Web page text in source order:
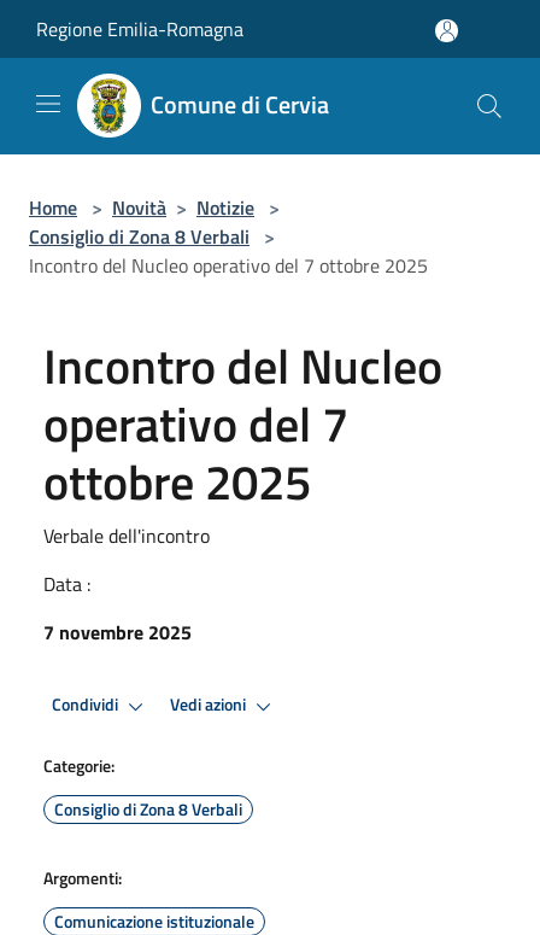
Regione Emilia-Romagna
Comune di Cervia
Home > Novità > Notizie >
Consiglio di Zona 8 Verbali >
Incontro del Nucleo operativo del 7 ottobre 2025
Incontro del Nucleo
operativo del 7
ottobre 2025
Verbale dell'incontro
Data :
7 novembre 2025
Condividi Vedi azioni
Categorie:
Consiglio di Zona 8 Verbali
Argomenti:
Comunicazione istituzionale